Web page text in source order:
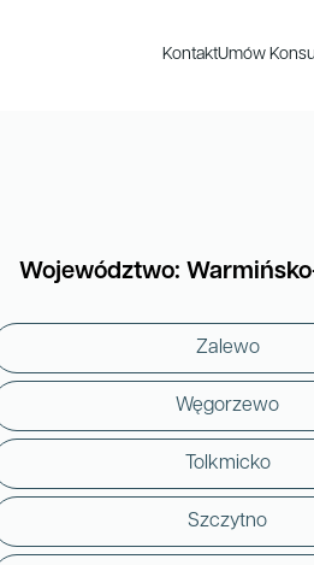
KontaktUmów
Województwo:
Zalewo
Węgorzewo
Tolkmicko
Szczytno